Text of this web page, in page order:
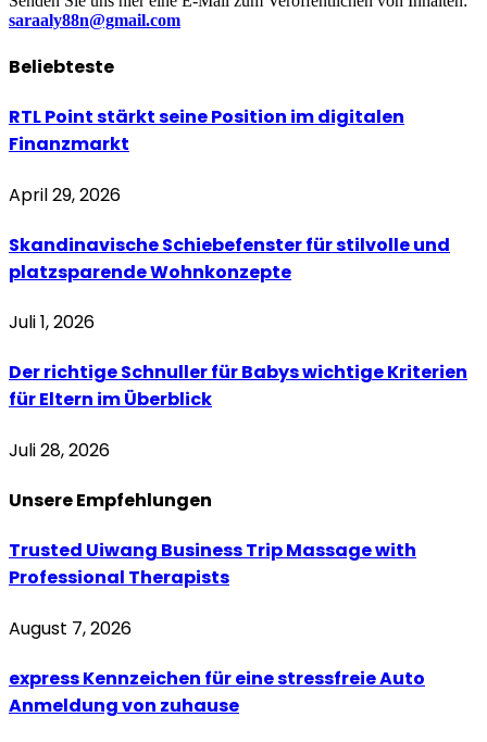
saraaly88n@gmail.com
Beliebteste
RTL Point stärkt seine Position im digitalen
Finanzmarkt
April 29, 2026
Skandinavische Schiebefenster für stilvolle und
platzsparende Wohnkonzepte
Juli 1, 2026
Der richtige Schnuller für Babys wichtige Kriterien
für Eltern im Überblick
Juli 28, 2026
UnsereEmpfehlungen
Trusted Uiwang Business Trip Massage with
Professional Therapists
August 7, 2026
express Kennzeichen für eine stressfreie Auto
Anmeldung von zuhause